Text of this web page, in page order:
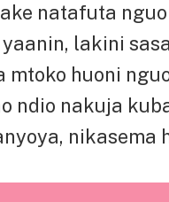
natafuta
lakini sasa
mtoko huoni
ndio nakuja
nikasema